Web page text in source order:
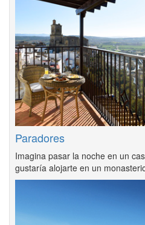
Paradores
Imagina pasar la noche en un
gustaría alojarte en un